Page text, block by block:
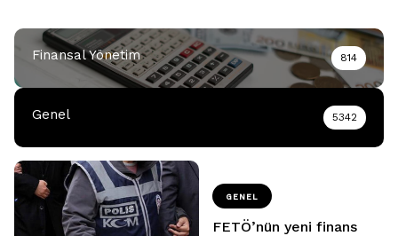
Finansal Yönetim 814
Genel 5342
GENEL
FETÖ’nün yeni finans